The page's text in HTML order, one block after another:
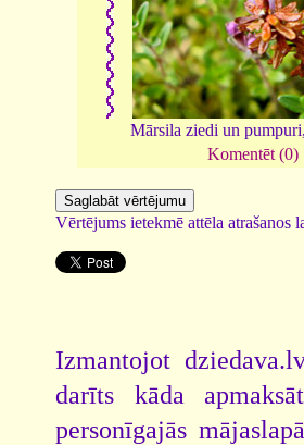
Mārsila ziedi un
Komentēt (0)
Vērtējums ietekmē attēla atrašanos
Izmantojot
darīts kāda
personīgajās